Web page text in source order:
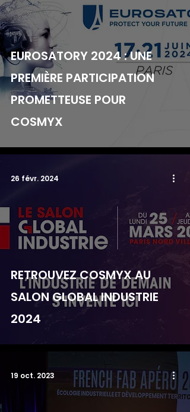
EUROSATORY 2024 : UNE
PREMIÈRE PARTICIPATION
PROMETTEUSE POUR
COSMYX
RETROUVEZ COSMYX AU
SALON GLOBAL INDUSTRIE
2024
26 févr. 2024
19 oct. 2023